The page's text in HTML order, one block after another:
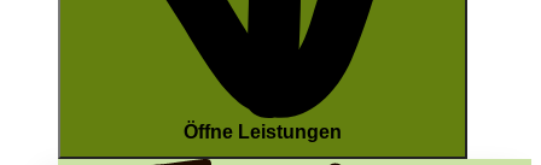
Öffne Leistungen